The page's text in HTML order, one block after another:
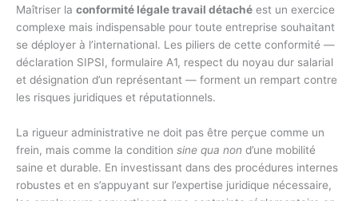
Maîtriser la conformité légale travail détaché est un exercice
complexe mais indispensable pour toute entreprise souhaitant
se déployer à l’international. Les piliers de cette conformité —
déclaration SIPSI, formulaire A1, respect du noyau dur salarial
et désignation d’un représentant — forment un rempart contre
les risques juridiques et réputationnels.
La rigueur administrative ne doit pas être perçue comme un
frein, mais comme la condition sine qua non d’une mobilité
saine et durable. En investissant dans des procédures internes
robustes et en s’appuyant sur l’expertise juridique nécessaire,